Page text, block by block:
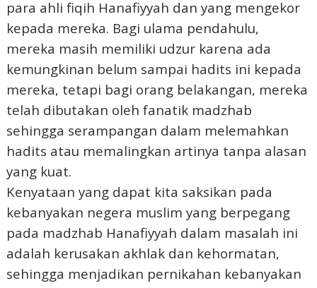
para ahli fiqih Hanafiyyah dan yang mengekor
kepada mereka. Bagi ulama pendahulu,
mereka masih memiliki udzur karena ada
kemungkinan belum sampai hadits ini kepada
mereka, tetapi bagi orang belakangan, mereka
telah dibutakan oleh fanatik madzhab
sehingga serampangan dalam melemahkan
hadits atau memalingkan artinya tanpa alasan
yang kuat.
Kenyataan yang dapat kita saksikan pada
kebanyakan negera muslim yang berpegang
pada madzhab Hanafiyyah dalam masalah ini
adalah kerusakan akhlak dan kehormatan,
sehingga menjadikan pernikahan kebanyakan